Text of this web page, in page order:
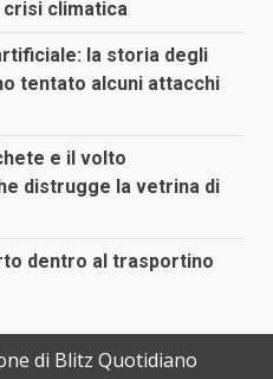
climatica
la storia degli
tentato alcuni attacchi
e il volto
distrugge la vetrina di
dentro al trasportino
di Blitz Quotidiano